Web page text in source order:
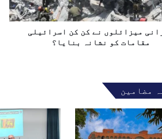
میزائلوں نے کن کن اسرائیلی
مقامات کو نشانہ بنایا؟
مضامین